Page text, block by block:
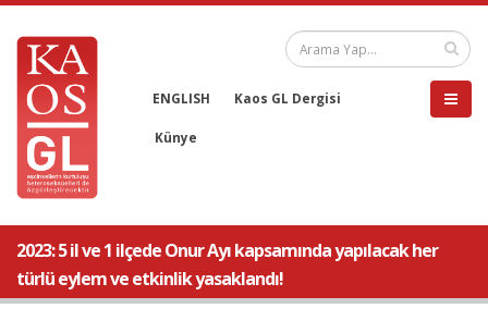
ENGLISH Kaos GL Dergisi
Künye
2023: 5 il ve 1 ilçede Onur Ayı kapsamında yapılacak her
türlü eylem ve etkinlik yasaklandı!